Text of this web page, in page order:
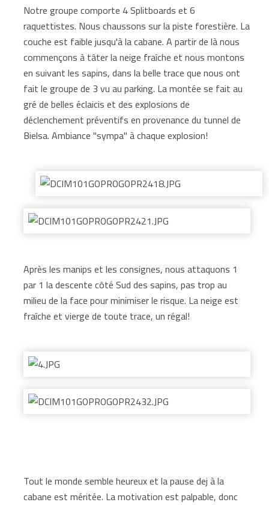
Notre groupe comporte 4 Splitboards et 6
raquettistes. Nous chaussons sur la piste forestière. La
couche est faible jusqu'à la cabane. A partir de là nous
commençons à tâter la neige fraîche et nous montons
en suivant les sapins, dans la belle trace que nous ont
fait le groupe de 3 vu au parking. La montée se fait au
gré de belles éclaicis et des explosions de
déclenchement préventifs en provenance du tunnel de
Bielsa. Ambiance "sympa" à chaque explosion!
Après les manips et les consignes, nous attaquons 1
par 1 la descente côté Sud des sapins, pas trop au
milieu de la face pour minimiser le risque. La neige est
fraîche et vierge de toute trace, un régal!
Tout le monde semble heureux et la pause dej à la
cabane est méritée. La motivation est palpable, donc